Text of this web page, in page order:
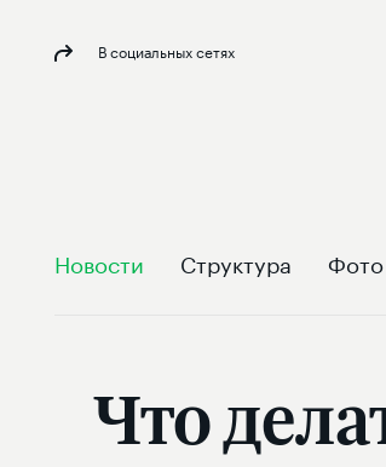
В социальных сетях
Новости Структура
Что